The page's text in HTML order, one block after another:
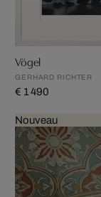
Vögel
GERHARD RICHTER
€ 1 490
Nouveau